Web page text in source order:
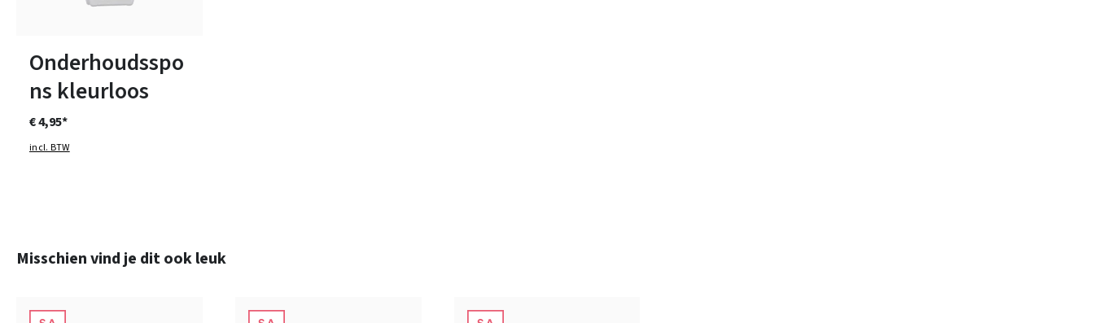
Onderhoudsspo
ns kleurloos
€ 4,95*
incl. BTW
Productgalerij overslaan
Misschien vind je dit ook leuk